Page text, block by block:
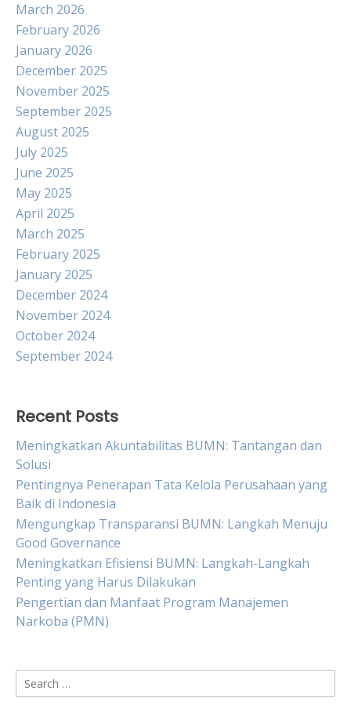
March 2026
February 2026
January 2026
December 2025
November 2025
September 2025
August 2025
July 2025
June 2025
May 2025
April 2025
March 2025
February 2025
January 2025
December 2024
November 2024
October 2024
September 2024
Recent Posts
Meningkatkan Akuntabilitas BUMN: Tantangan dan
Solusi
Pentingnya Penerapan Tata Kelola Perusahaan yang
Baik di Indonesia
Mengungkap Transparansi BUMN: Langkah Menuju
Good Governance
Meningkatkan Efisiensi BUMN: Langkah-Langkah
Penting yang Harus Dilakukan
Pengertian dan Manfaat Program Manajemen
Narkoba (PMN)
Search
for: